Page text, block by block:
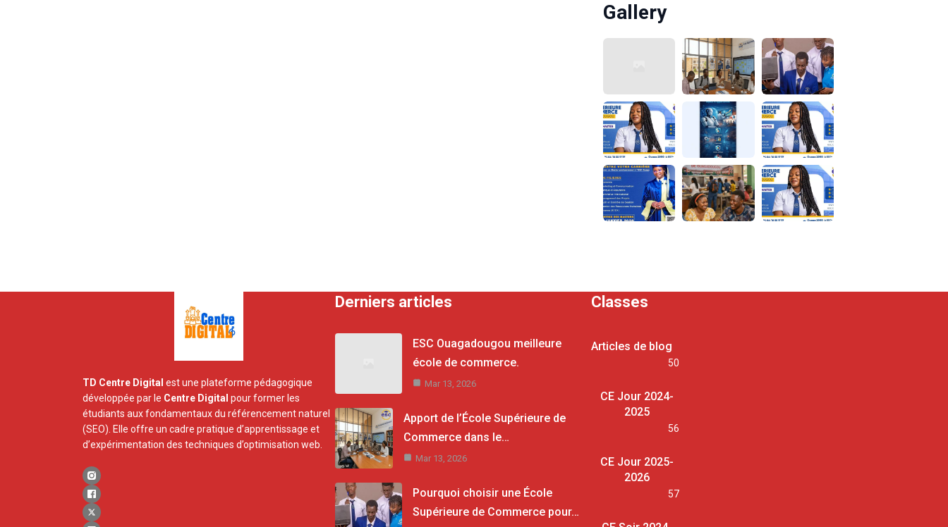
Gallery
TD Centre Digital est une plateforme pédagogique
développée par le Centre Digital pour former les
étudiants aux fondamentaux du référencement naturel
(SEO). Elle offre un cadre pratique d’apprentissage et
d’expérimentation des techniques d’optimisation web.
Derniers articles
ESC Ouagadougou meilleure
école de commerce.
Mar 13, 2026
Apport de l’École Supérieure de
Commerce dans le…
Mar 13, 2026
Pourquoi choisir une École
Supérieure de Commerce pour…
Classes
Articles de blog
50
CE Jour 2024-
2025
56
CE Jour 2025-
2026
57